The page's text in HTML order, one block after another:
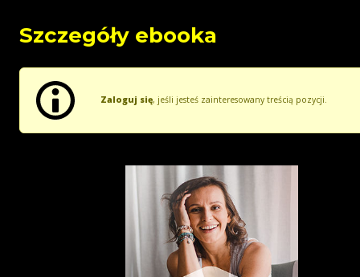
Szczegóły ebooka
Zaloguj się, jeśli jesteś zainteresowany treścią pozycji.